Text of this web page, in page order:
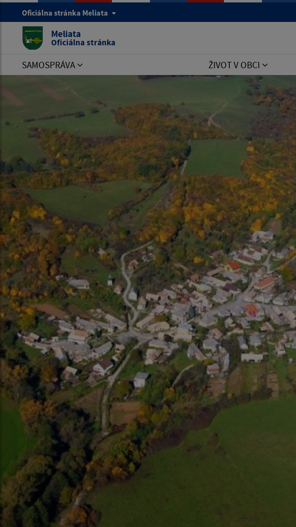
Oficiálna stránka Meliata
Meliata
Oficiálna stránka
SAMOSPRÁVA ŽIVOT V OBCI